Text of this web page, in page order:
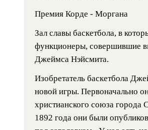
Премия Корде - Моргана
Зал славы баскетбола, в
функционеры, совершившие
Джеймса Нэйсмита.
Изобретатель баскетбола
новой игры. Первоначально
христианского союза города
1892 года они были